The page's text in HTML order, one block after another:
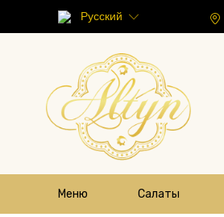
Русский
Меню Салаты